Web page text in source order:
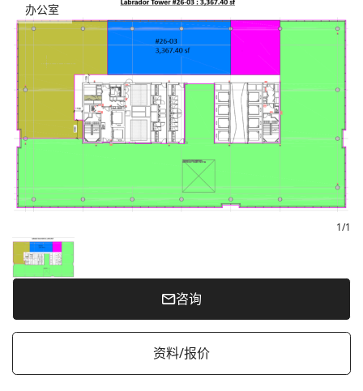
办公室
1/1
咨询
资料/报价